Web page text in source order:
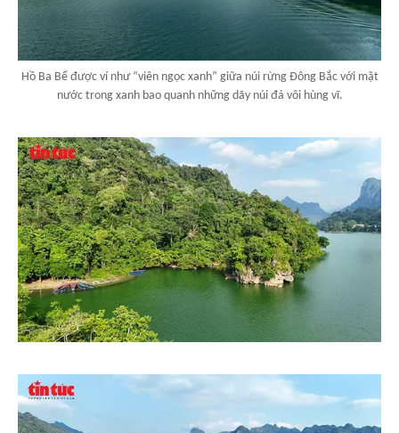
Hồ Ba Bể được ví như “viên ngọc xanh” giữa núi rừng Đông Bắc với mặt
nước trong xanh bao quanh những dãy núi đá vôi hùng vĩ.